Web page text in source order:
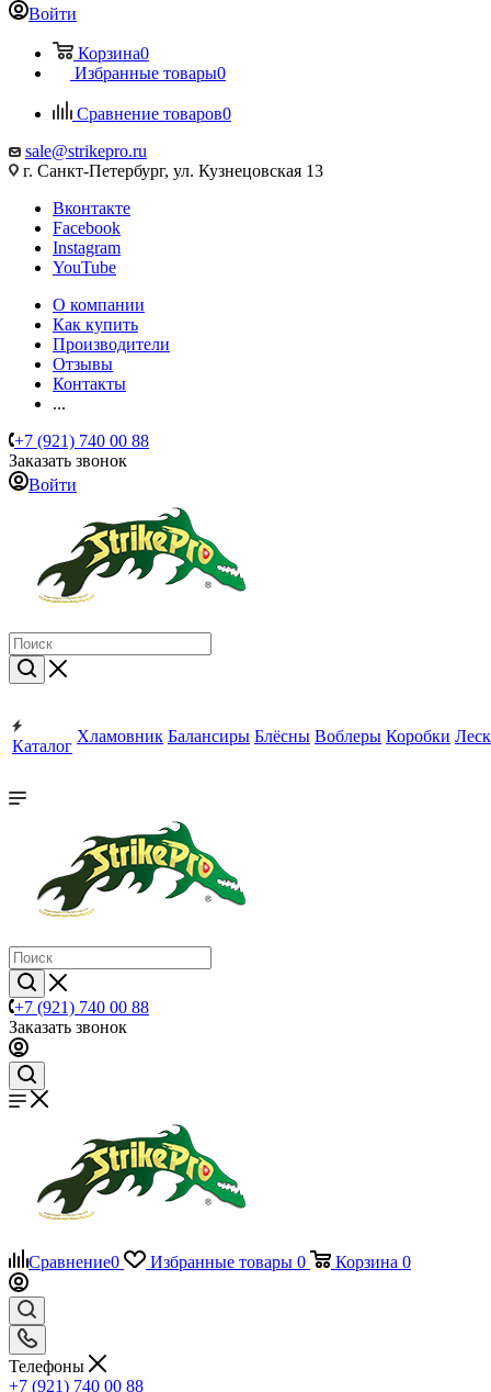
Войти
Корзина0
Избранные товары0
Сравнение товаров0
sale@strikepro.ru
г. Санкт-Петербург, ул. Кузнецовская 13
Вконтакте
Facebook
Instagram
YouTube
О компании
Как купить
Производители
Отзывы
Контакты
...
+7 (921) 740 00 88
Заказать звонок
Войти
Каталог
Хламовник Балансиры Блёсны Воблеры Коробки
+7 (921) 740 00 88
Заказать звонок
Сравнение0 Избранные товары 0 Корзина 0
Телефоны
+7 (921) 740 00 88